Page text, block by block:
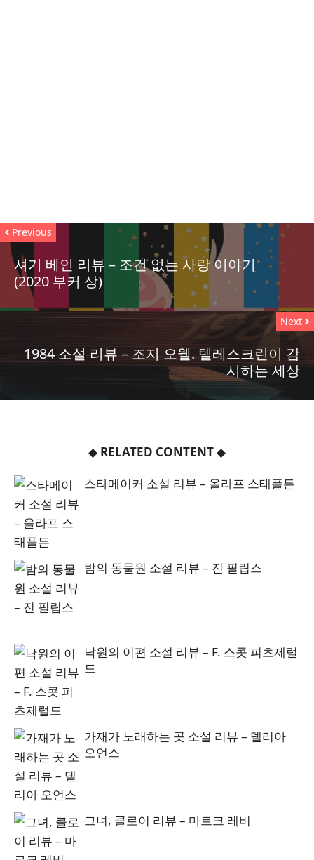
Previous
셔기 베인 리뷰 – 조건 없는 사랑 이야기
(2020 부커 상)
Next
1984 소설 리뷰 – 조지 오웰. 텔레스크린이 감
시하는 세상
◆ RELATED CONTENT◆
스타메이커 소설 리뷰 – 올라프 스태플든
밤의 동물원 소설 리뷰 – 진 필립스
낙원의 이편 소설 리뷰 – F. 스콧 피츠제럴
드
가재가 노래하는 곳 소설 리뷰 – 델리아
오언스
그녀, 클로이 리뷰 – 마르크 레비